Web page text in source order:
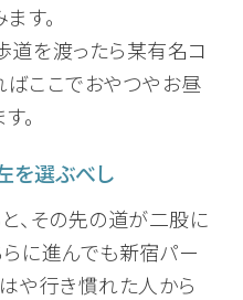
す。
を渡ったら某有名コ
ばここでおやつやお昼
。
を選ぶべし
、その先の道が二股に
に進んでも新宿パー
や行き慣れた人から